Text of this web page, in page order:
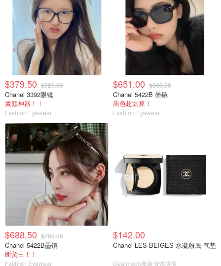
$379.50 $525.00
Chanel 3392眼镜
素颜神器！！
Fashion Eyewear
$651.00 $800.00
Chanel 5422B 墨镜
黑色超划算！
Fashion Eyewear
$688.50 $780.00
Chanel 5422B墨镜
断货王！！
Fashion Eyewear
$142.00
Chanel LES BEIGES 水凝粉底 气垫
Dealmoon澳新省钱快报